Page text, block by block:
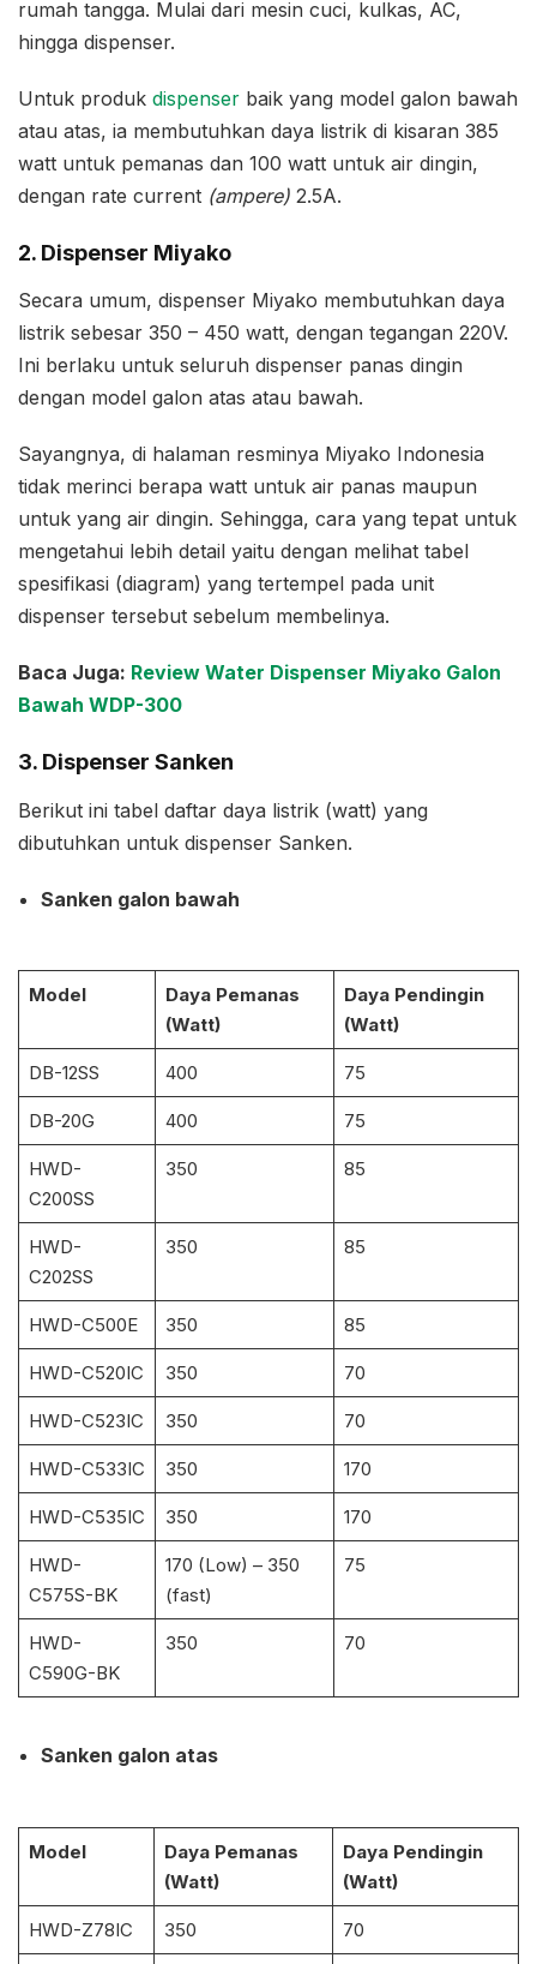
rumah tangga. Mulai dari mesin cuci, kulkas, AC,
hingga dispenser.
Untuk produk dispenser baik yang model galon bawah
atau atas, ia membutuhkan daya listrik di kisaran 385
watt untuk pemanas dan 100 watt untuk air dingin,
dengan rate current (ampere) 2.5A.
2. Dispenser Miyako
Secara umum, dispenser Miyako membutuhkan daya
listrik sebesar 350 – 450 watt, dengan tegangan 220V.
Ini berlaku untuk seluruh dispenser panas dingin
dengan model galon atas atau bawah.
Sayangnya, di halaman resminya Miyako Indonesia
tidak merinci berapa watt untuk air panas maupun
untuk yang air dingin. Sehingga, cara yang tepat untuk
mengetahui lebih detail yaitu dengan melihat tabel
spesifikasi (diagram) yang tertempel pada unit
dispenser tersebut sebelum membelinya.
Baca Juga: Review Water Dispenser Miyako Galon
Bawah WDP-300
3. Dispenser Sanken
Berikut ini tabel daftar daya listrik (watt) yang
dibutuhkan untuk dispenser Sanken.
Sanken galon bawah
Model
Daya Pemanas
(Watt)
Daya Pendingin
(Watt)
DB-12SS 400 75
DB-20G 400 75
HWD-
C200SS
350 85
HWD-
C202SS
350 85
HWD-C500E 350 85
HWD-C520IC 350 70
HWD-C523IC 350 70
HWD-C533IC 350 170
HWD-C535IC 350 170
HWD-
C575S-BK
170 (Low) – 350
(fast)
75
HWD-
C590G-BK
350 70
Sanken galon atas
Model
Daya Pemanas
(Watt)
Daya Pendingin
(Watt)
HWD-Z78IC 350 70